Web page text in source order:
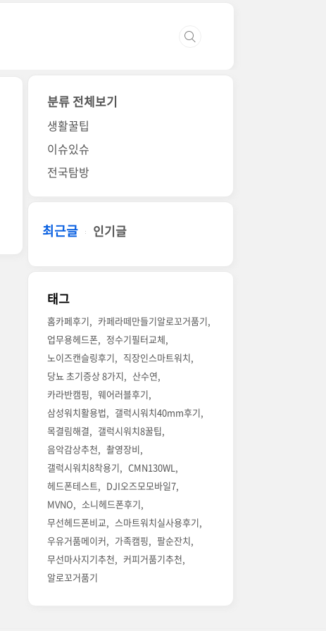
분류 전체보기
생활꿀팁
이슈있슈
전국탐방
최근글 인기글
태그
홈카페후기
카페라떼만들기알로꼬거품기
업무용헤드폰
정수기필터교체
노이즈캔슬링후기
직장인스마트워치
당뇨 초기증상 8가지
산수연
카라반캠핑
웨어러블후기
삼성워치활용법
갤럭시워치40mm후기
목결림해결
갤럭시워치8꿀팁
음악감상추천
촬영장비
갤럭시워치8착용기
CMN130WL
헤드폰테스트
DJI오즈모모바일7
MVNO
소니헤드폰후기
무선헤드폰비교
스마트워치실사용후기
우유거품메이커
가족캠핑
팔순잔치
무선마사지기추천
커피거품기추천
알로꼬거품기